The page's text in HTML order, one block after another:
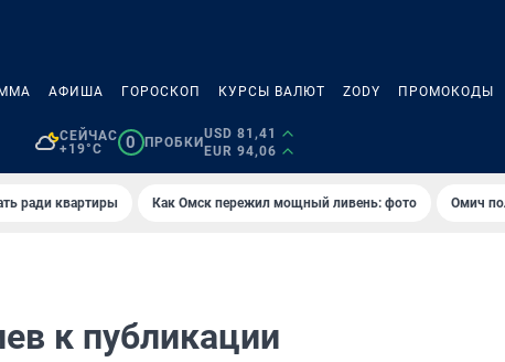
АФИША ГОРОСКОП КУРСЫ ВАЛЮТ ZODY ПРОМОКОДЫ
СЕЙЧАС
+19°C
0 ПРОБКИ
USD 81,41
EUR 94,06
ради квартиры Как Омск пережил мощный ливень: фото Омич
к публикации